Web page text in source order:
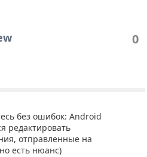
0
без ошибок: Android
редактировать
отправленные на
есть нюанс)